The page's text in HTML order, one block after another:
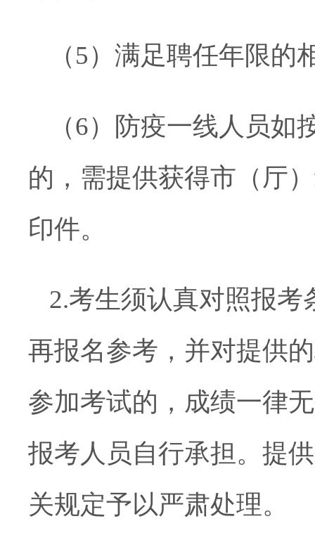
（5）满足聘任年限的
（6）防疫一线人员如
的，需提供获得市（厅
印件。
2.考生须认真对照报考
再报名参考 ，并对提供
参加考试的，成绩一律
报考人员自行承担。提
关规定予以严肃处理。